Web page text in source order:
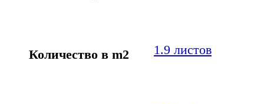
Количество в m2 1.9 листов